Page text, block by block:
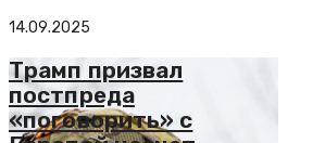
14.09.2025
Трамп призвал
постпреда
«поговорить» с